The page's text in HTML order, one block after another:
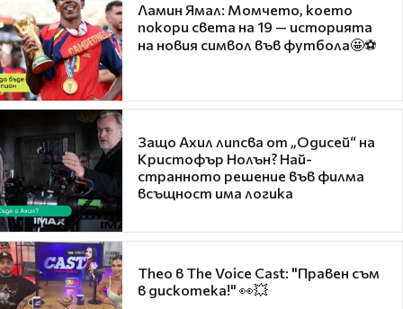
Ламин Ямал: Момчето, което
покори света на 19 — историята
на новия символ във футбола🤩⚽
Защо Ахил липсва от „Одисей“ на
Кристофър Нолън? Най-
странното решение във филма
всъщност има логика
Theo в The Voice Cast: "Правен съм
в дискотека!" 👀💥